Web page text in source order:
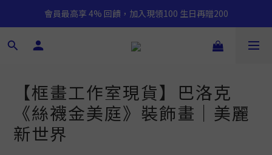
會員最高享 4% 回饋，加入現領100 生日再贈200
【框畫工作室現貨】巴洛克
《絲襪金美庭》裝飾畫｜美麗
新世界